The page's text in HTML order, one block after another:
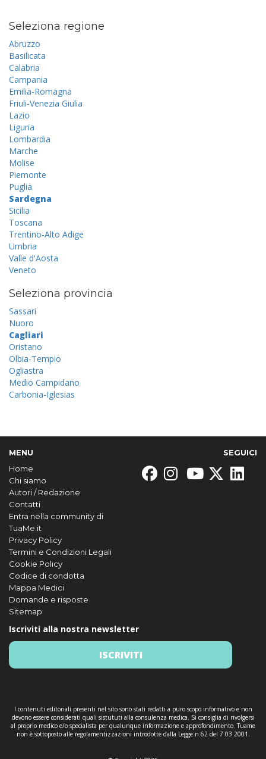
Seleziona regione
Abruzzo
Basilicata
Calabria
Campania
Emilia-Romagna
Friuli-Venezia Giulia
Lazio
Liguria
Lombardia
Marche
Molise
Piemonte
Puglia
Sardegna
Sicilia
Toscana
Trentino-Alto Adige
Umbria
Valle d'Aosta
Veneto
Seleziona provincia
Sassari
Nuoro
Cagliari
Oristano
Olbia-Tempio
Ogliastra
Medio Campidano
Carbonia-Iglesias
MENU
Home
Chi siamo
Autori / Redazione
Contatti
Entra nella community di
TuaMe.it
Privacy Policy
Termini e Condizioni Legali
Cookie Policy
Codice di condotta
Mappa Medici
Domande e risposte
Sitemap
SEGUICI
Iscriviti alla nostra newsletter
ISCRIVITI
I contenuti editoriali presenti nel sito sono stati redatti a puro scopo informativo e non
devono essere considerati quali sistututi alla consulenza medica. Si consiglia di rivolgersi
al proprio medico e/o specialista per qualunque informazione e approfondimento. Tuame
non è sottoposto alle regolamentizzazioni introdotte dalla Legge n.62 del 7.03.2001.